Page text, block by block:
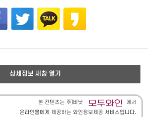
상세정보 새창 열기
본 컨텐츠는 주)비닛
에서
온라인몰에게 제공하는 와인정보제공 서비스입니다.